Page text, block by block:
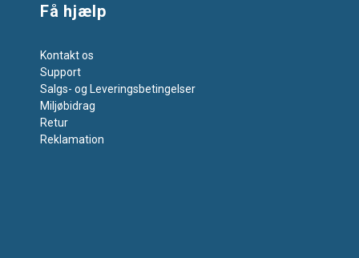
Få hjælp
Kontakt os
Support
Salgs- og Leveringsbetingelser
Miljøbidrag
Retur
Reklamation